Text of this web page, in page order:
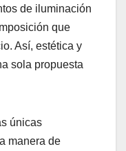
de iluminación
que
Así, estética y
sola propuesta
únicas
manera de